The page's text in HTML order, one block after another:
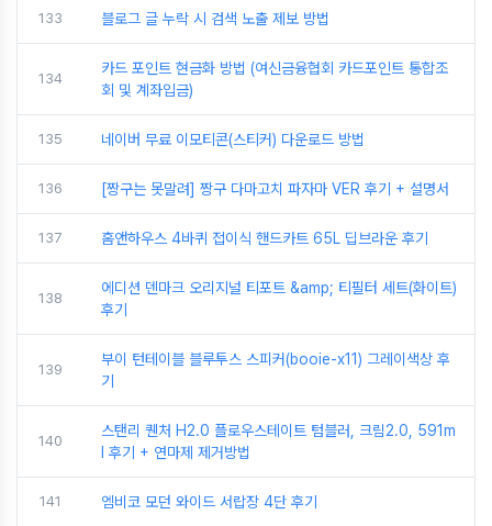
133 블로그 글 누락 시 검색 노출 제보 방법
134
카드 포인트 현금화 방법 (여신금융협회 카드포인트 통합조
회 및 계좌입금)
135 네이버 무료 이모티콘(스티커) 다운로드 방법
136 [짱구는 못말려] 짱구 다마고치 파자마 VER 후기 + 설명서
137 홈앤하우스 4바퀴 접이식 핸드카트 65L 딥브라운 후기
138
에디션 덴마크 오리지널 티포트 &amp; 티필터 세트(화이트)
후기
139
부이 턴테이블 블루투스 스피커(booie-x11) 그레이색상 후
기
140
스탠리 퀜처 H2.0 플로우스테이트 텀블러, 크림2.0, 591m
l 후기 + 연마제 제거방법
141 엠비코 모던 와이드 서랍장 4단 후기